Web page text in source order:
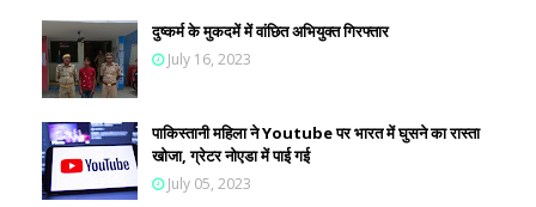
दुष्कर्म के मुकदमें में वांछित अभियुक्त गिरफ्तार
July 16, 2023
पाकिस्तानी महिला ने Youtube पर भारत में घुसने का रास्ता
खोजा, ग्रेटर नोएडा में पाई गई
July 05, 2023